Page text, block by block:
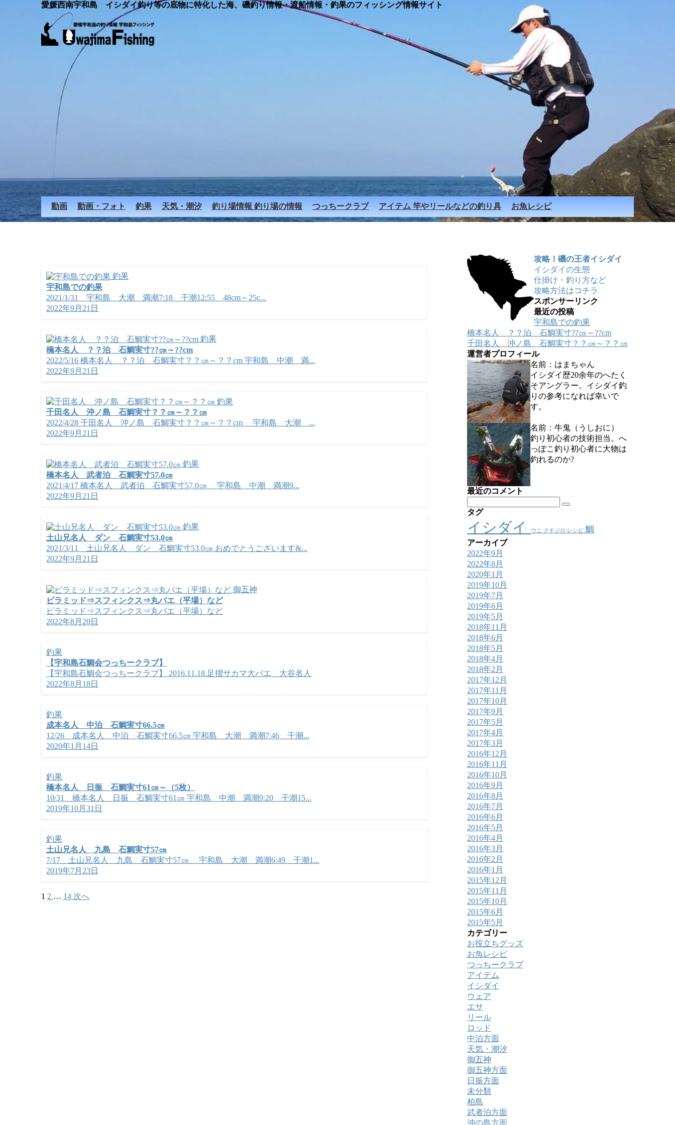
愛媛西南宇和島 イシダイ釣り等の底物に特化した海、磯釣り情報・渡船情報・釣果のフィッシング情報サイト
動画 動画・フォト 釣果 天気・潮汐 釣り場情報 釣り場の情報 つっちークラブ アイテム 竿やリールなどの釣り具 お魚レシピ
釣果
宇和島での釣果
2021/1/31 宇和島 大潮 満潮7:18 干潮12:55 48cm～25c...
2022年9月21日
釣果
橋本名人 ？？泊 石鯛実寸??㎝～??cm
2022/5/16 橋本名人 ？？泊 石鯛実寸？？㎝～？？cm 宇和島 中潮 満...
2022年9月21日
釣果
千田名人 沖ノ島 石鯛実寸？？㎝～？？㎝
2022/4/28 千田名人 沖ノ島 石鯛実寸？？㎝～？？cm 宇和島 大潮 ...
2022年9月21日
釣果
橋本名人 武者泊 石鯛実寸57.0㎝
2021/4/17 橋本名人 武者泊 石鯛実寸57.0㎝ 宇和島 中潮 満潮9...
2022年9月21日
釣果
土山兄名人 ダン 石鯛実寸53.0㎝
2021/3/11 土山兄名人 ダン 石鯛実寸53.0㎝ おめでとうございます&...
2022年9月21日
御五神
ピラミッド⇒スフィンクス⇒丸バエ（平場）など
ピラミッド⇒スフィンクス⇒丸バエ（平場）など
2022年8月20日
釣果
【宇和島石鯛会つっちークラブ】
【宇和島石鯛会つっちークラブ】 2016.11.18.足摺サカマ大バエ 大谷名人
2022年8月18日
釣果
成本名人 中泊 石鯛実寸66.5㎝
12/26 成本名人 中泊 石鯛実寸66.5㎝ 宇和島 大潮 満潮7:46 干潮...
2020年1月14日
釣果
橋本名人 日振 石鯛実寸61㎝～（5枚）
10/31 橋本名人 日振 石鯛実寸61㎝ 宇和島 中潮 満潮9:20 干潮15...
2019年10月31日
釣果
土山兄名人 九島 石鯛実寸57㎝
7/17 土山兄名人 九島 石鯛実寸57㎝ 宇和島 大潮 満潮6:49 干潮1...
2019年7月23日
1 2 … 14 次へ
攻略！磯の王者イシダイ
イシダイの生態
仕掛け・釣り方など
攻略方法はコチラ
スポンサーリンク
最近の投稿
宇和島での釣果
橋本名人 ？？泊 石鯛実寸??㎝～??cm
千田名人 沖ノ島 石鯛実寸？？㎝～？？㎝
運営者プロフィール
名前：はまちゃん
イシダイ歴20余年のへたく
そアングラー。イシダイ釣
りの参考になれば幸いで
す。
名前：牛鬼（うしおに）
釣り初心者の技術担当。へ
っぽこ釣り初心者に大物は
釣れるのか?
最近のコメント
タグ
イシダイ ウニ クチジロ レシピ 鯛
アーカイブ
2022年9月
2022年8月
2020年1月
2019年10月
2019年7月
2019年6月
2019年5月
2018年11月
2018年6月
2018年5月
2018年4月
2018年2月
2017年12月
2017年11月
2017年10月
2017年9月
2017年5月
2017年4月
2017年3月
2016年12月
2016年11月
2016年10月
2016年9月
2016年8月
2016年7月
2016年6月
2016年5月
2016年4月
2016年3月
2016年2月
2016年1月
2015年12月
2015年11月
2015年10月
2015年6月
2015年5月
カテゴリー
お役立ちグッズ
お魚レシピ
つっちークラブ
アイテム
イシダイ
ウェア
エサ
リール
ロッド
中泊方面
天気・潮汐
御五神
御五神方面
日振方面
未分類
柏島
武者泊方面
沖の島方面